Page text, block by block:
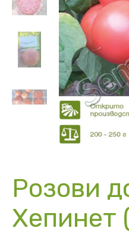
Розови
Хепинет